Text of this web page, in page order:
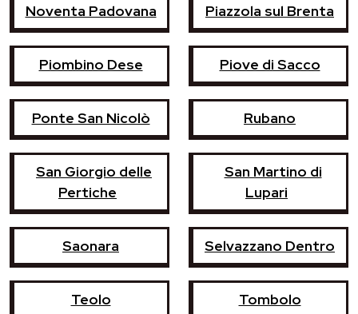
Noventa Padovana Piazzola sul Brenta
Piombino Dese Piove di Sacco
Ponte San Nicolò Rubano
San Giorgio delle
Pertiche
San Martino di
Lupari
Saonara Selvazzano Dentro
Teolo Tombolo